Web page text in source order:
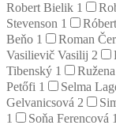
Robert Bielik 1
Stevenson 1
Beňo 1 Roman
Vasilievič Vasilij 2
Tibenský 1
Petőfi 1 Selma
Gelvanicsová 2
1
Soňa Ferencová 1